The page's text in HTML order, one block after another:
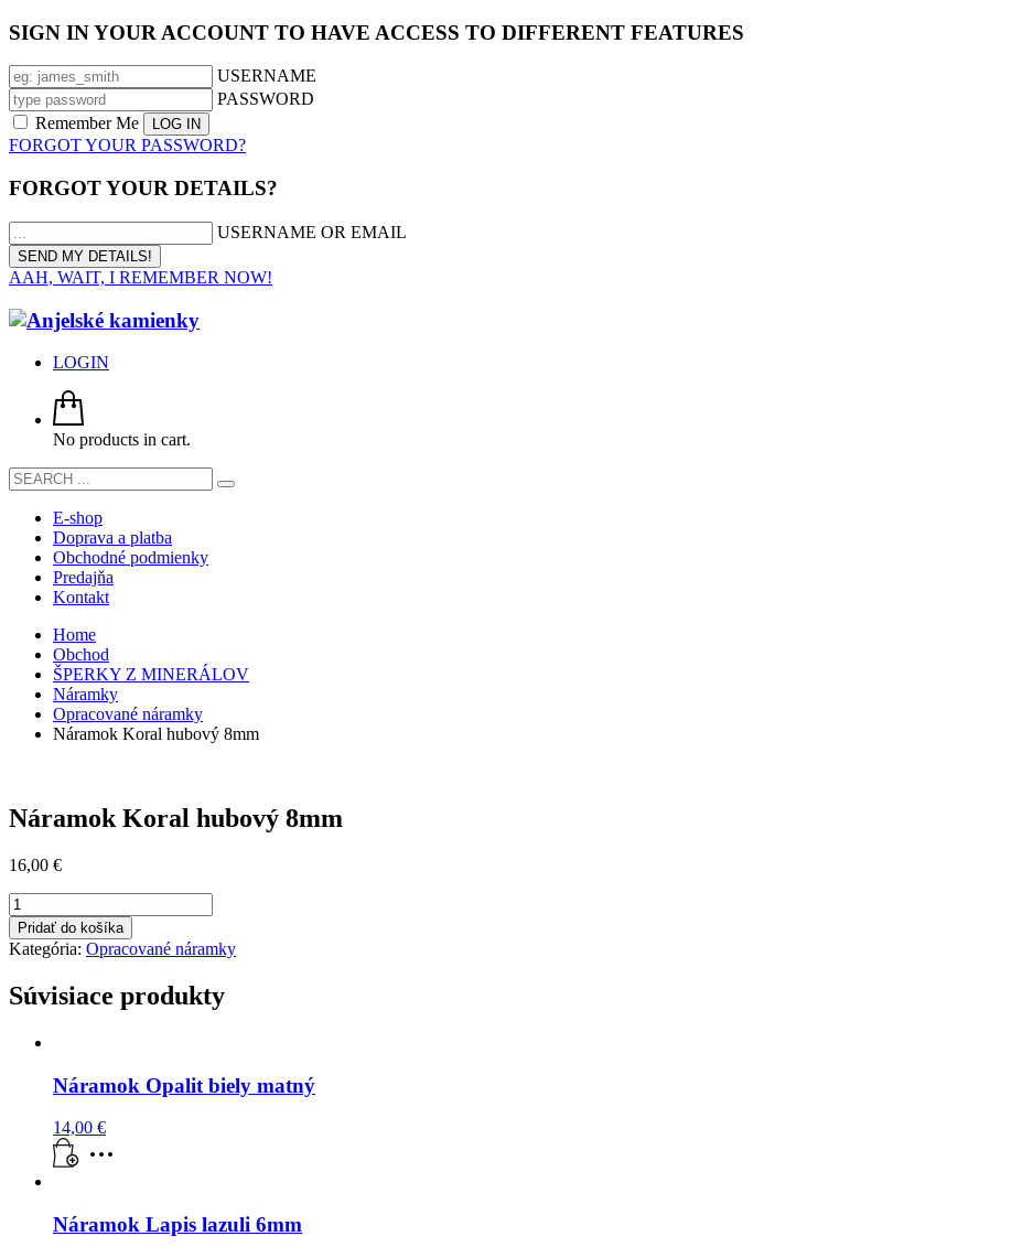
SIGN IN YOUR ACCOUNT TO HAVE ACCESS TO DIFFERENT FEATURES
USERNAME
PASSWORD
Remember Me
FORGOT YOUR PASSWORD?
FORGOT YOUR DETAILS?
USERNAME OR EMAIL
AAH, WAIT, I REMEMBER NOW!
LOGIN
No products in cart.
E-shop
Doprava a platba
Obchodné podmienky
Predajňa
Kontakt
Home
Obchod
ŠPERKY Z MINERÁLOV
Náramky
Opracované náramky
Náramok Koral hubový 8mm
Náramok Koral hubový 8mm
16,00 €
množstvo
Náramok
Koral
hubový
Pridať do košíka
Kategória: Opracované náramky
Súvisiace produkty
Náramok Opalit biely matný
14,00 €
Náramok Lapis lazuli 6mm